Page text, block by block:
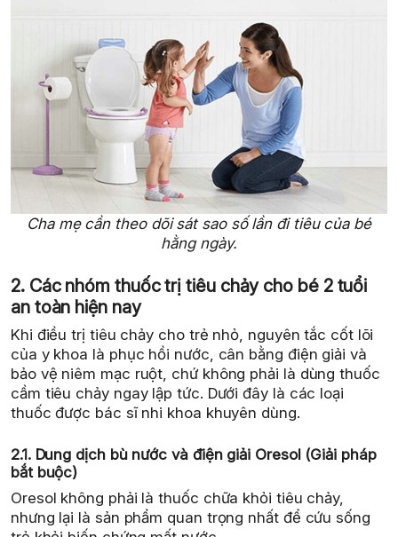
Cha mẹ cần theo dõi sát sao số lần đi tiêu của bé
hằng ngày.
2. Các nhóm thuốc trị tiêu chảy cho bé 2 tuổi
an toàn hiện nay
Khi điều trị tiêu chảy cho trẻ nhỏ, nguyên tắc cốt lõi
của y khoa là phục hồi nước, cân bằng điện giải và
bảo vệ niêm mạc ruột, chứ không phải là dùng thuốc
cầm tiêu chảy ngay lập tức. Dưới đây là các loại
thuốc được bác sĩ nhi khoa khuyên dùng.
2.1. Dung dịch bù nước và điện giải Oresol (Giải pháp
bắt buộc)
Oresol không phải là thuốc chữa khỏi tiêu chảy,
nhưng lại là sản phẩm quan trọng nhất để cứu sống